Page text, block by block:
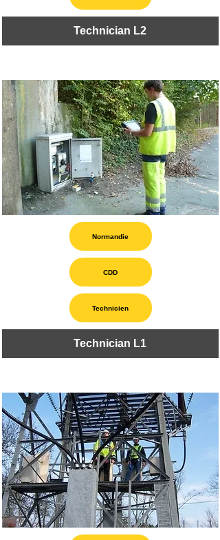
Technician L2
Normandie
CDD
Technicien
Technician L1